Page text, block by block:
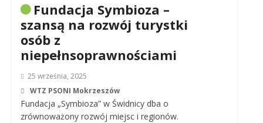
Fundacja Symbioza –
szansą na rozwój turystki
osób z
niepełnsoprawnościami
25 września, 2025
WTZ PSONI Mokrzeszów
Fundacja „Symbioza” w Świdnicy dba o
zrównoważony rozwój miejsc i regionów.